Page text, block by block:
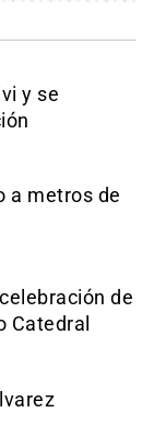
y se
a metros de
de
Catedral